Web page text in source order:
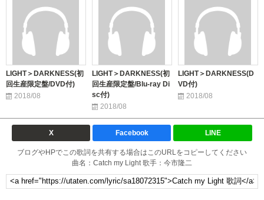
LIGHT＞DARKNESS(初
回生産限定盤/DVD付)
2018/08
LIGHT＞DARKNESS(初
回生産限定盤/Blu-ray Di
sc付)
2018/08
LIGHT＞DARKNESS(D
VD付)
2018/08
X Facebook LINE
ブログやHPでこの歌詞を共有する場合はこのURLをコピーしてください
曲名：Catch my Light 歌手：今市隆二